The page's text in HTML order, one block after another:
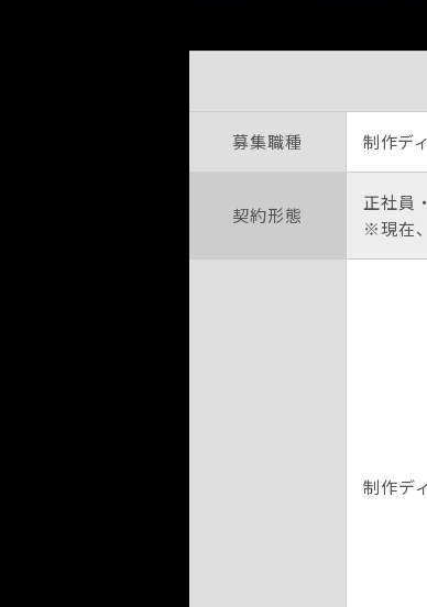
募集職種 制作デ
契約形態
正社員
※現在
制作デ